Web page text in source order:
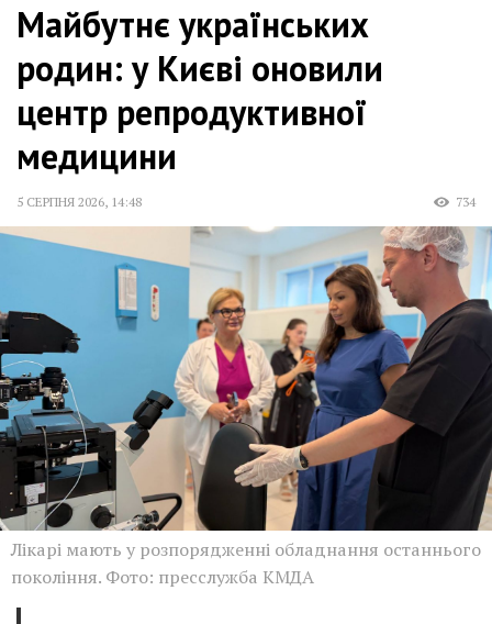
Майбутнє українських
родин: у Києві оновили
центр репродуктивної
медицини
5 СЕРПНЯ 2026, 14:48 734
Лікарі мають у розпорядженні обладнання останнього
покоління. Фото: пресслужба КМДА